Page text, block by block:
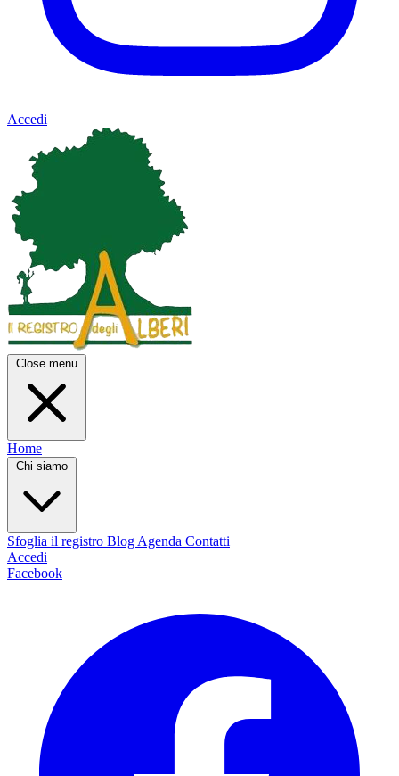
Accedi
Close menu
Home
Chi siamo
Sfoglia il registro Blog Agenda Contatti
Accedi
Facebook